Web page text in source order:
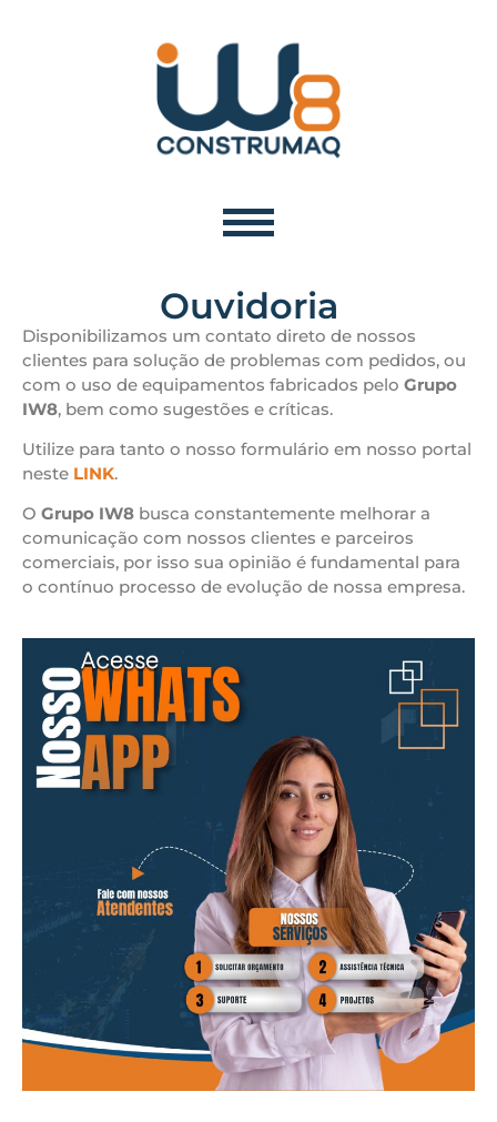
Ouvidoria
Disponibilizamos um contato direto de nossos
clientes para solução de problemas com pedidos, ou
com o uso de equipamentos fabricados pelo Grupo
IW8, bem como sugestões e críticas.
Utilize para tanto o nosso formulário em nosso portal
neste LINK.
O Grupo IW8 busca constantemente melhorar a
comunicação com nossos clientes e parceiros
comerciais, por isso sua opinião é fundamental para
o contínuo processo de evolução de nossa empresa.